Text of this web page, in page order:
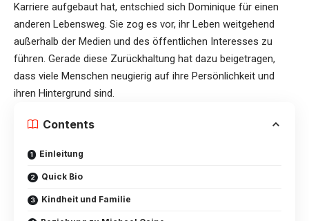
Karriere aufgebaut hat, entschied sich Dominique für einen
anderen Lebensweg. Sie zog es vor, ihr Leben weitgehend
außerhalb der Medien und des öffentlichen Interesses zu
führen. Gerade diese Zurückhaltung hat dazu beigetragen,
dass viele Menschen neugierig auf ihre Persönlichkeit und
ihren Hintergrund sind.
Contents
Einleitung
Quick Bio
Kindheit und Familie